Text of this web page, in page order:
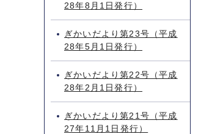
28年8月1日発行）
ぎかいだより第23号（平成
28年5月1日発行）
ぎかいだより第22号（平成
28年2月1日発行）
ぎかいだより第21号（平成
27年11月1日発行）